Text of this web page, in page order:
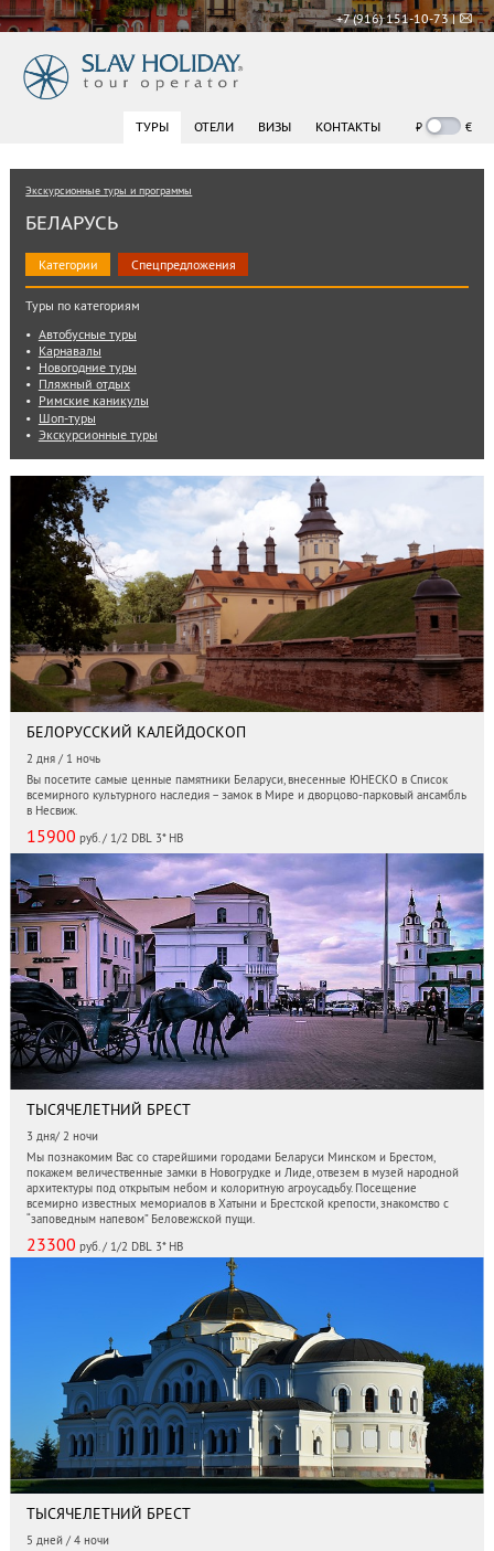
+7 (916) 151-10-73 |
ТУРЫ ОТЕЛИ ВИЗЫ КОНТАКТЫ ₽ €
БЕЛОРУССКИЙ КАЛЕЙДОСКОП
2 дня / 1 ночь
Вы посетите самые ценные памятники Беларуси, внесенные ЮНЕСКО в Список
всемирного культурного наследия – замок в Мире и дворцово-парковый ансамбль
в Несвиж.
15900 руб. / 1/2 DBL 3* HB
ТЫСЯЧЕЛЕТНИЙ БРЕСТ
3 дня/ 2 ночи
Мы познакомим Вас со старейшими городами Беларуси Минском и Брестом,
покажем величественные замки в Новогрудке и Лиде, отвезем в музей народной
архитектуры под открытым небом и колоритную агроусадьбу. Посещение
всемирно известных мемориалов в Хатыни и Брестской крепости, знакомство с
“заповедным напевом” Беловежской пущи.
23300 руб. / 1/2 DBL 3* HB
ТЫСЯЧЕЛЕТНИЙ БРЕСТ
5 дней / 4 ночи
Экскурсионные туры и программы
БЕЛАРУСЬ
Категории Спецпредложения
Туры по категориям
Автобусные туры
Карнавалы
Новогодние туры
Пляжный отдых
Римские каникулы
Шоп-туры
Экскурсионные туры